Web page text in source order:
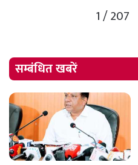
1/207
सम्बंधित खबरें